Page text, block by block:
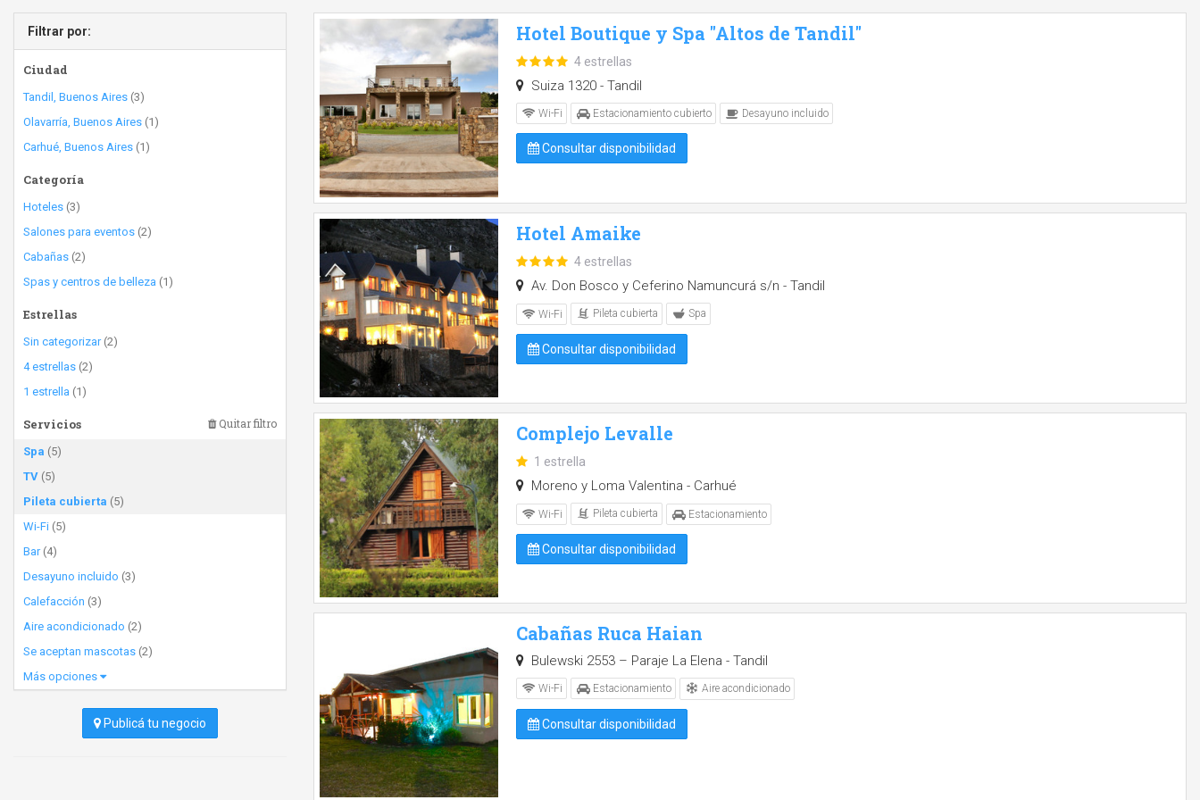
Filtrar por:
Ciudad
Tandil, Buenos Aires (3)
Olavarría, Buenos Aires (1)
Carhué, Buenos Aires (1)
Categoría
Hoteles (3)
Salones para eventos (2)
Cabañas (2)
Spas y centros de belleza (1)
Estrellas
Sin categorizar(2)
4 estrellas (2)
1 estrella (1)
Servicios Quitar filtro
Spa (5)
TV (5)
Pileta cubierta (5)
Wi-Fi (5)
Bar(4)
Desayuno incluido (3)
Calefacción (3)
Aire acondicionado (2)
Se aceptan mascotas (2)
Más opciones
Publicá tu negocio
Hotel Boutique y Spa "Altos de Tandil"
4 estrellas
Suiza 1320 - Tandil
Wi-Fi Estacionamiento cubierto Desayuno incluido
Consultar disponibilidad
Hotel Amaike
4 estrellas
Av. Don Bosco y Ceferino Namuncurá s/n - Tandil
Wi-Fi Pileta cubierta Spa
Consultar disponibilidad
Complejo Levalle
1 estrella
Moreno y Loma Valentina - Carhué
Wi-Fi Pileta cubierta Estacionamiento
Consultar disponibilidad
Cabañas Ruca Haian
Bulewski 2553 – Paraje La Elena - Tandil
Wi-Fi Estacionamiento Aire acondicionado
Consultar disponibilidad